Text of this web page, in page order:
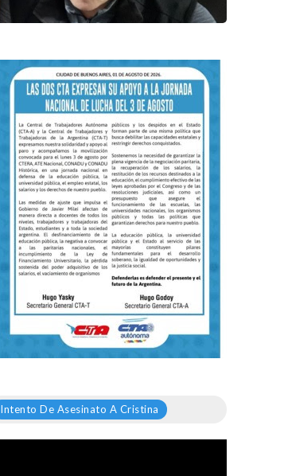
Intento De Asesinato A Cristina